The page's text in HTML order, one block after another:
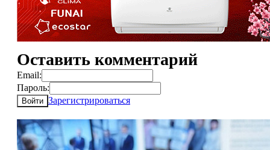
Оставить комментарий
Email:
Пароль:
Войти Зарегистрироваться